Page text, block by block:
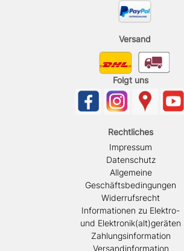
Versand
Folgt uns
Rechtliches
Impressum
Datenschutz
Allgemeine
Geschäftsbedingungen
Widerrufsrecht
Informationen zu Elektro-
und Elektronik(alt)geräten
Zahlungsinformation
Versandinformation